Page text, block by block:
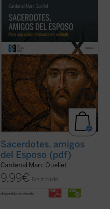
Obispos reflexiona sobre la renovación
sacerdotal en unos tiempos en los que «los
escándalos, las humillaciones y el desgaste
han sumido al clero en un estado de
vulnerabilidad, si no de desconcierto, ...
Sacerdotes, amigos
del Esposo (pdf)
Cardenal Marc Ouellet
9,99€ IVA incluido
disponible en ebook: